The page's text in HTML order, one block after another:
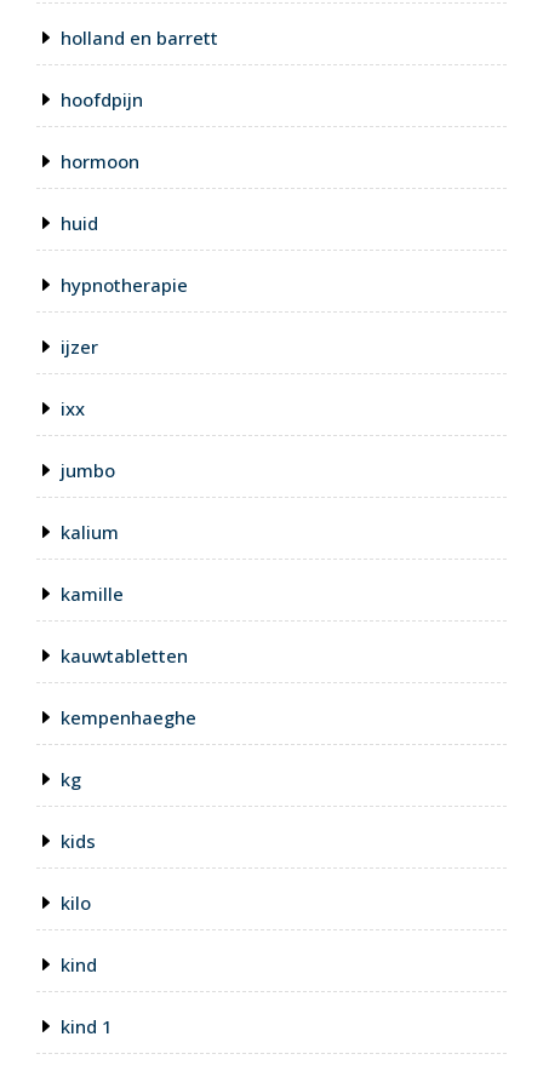
holland en barrett
hoofdpijn
hormoon
huid
hypnotherapie
ijzer
ixx
jumbo
kalium
kamille
kauwtabletten
kempenhaeghe
kg
kids
kilo
kind
kind 1